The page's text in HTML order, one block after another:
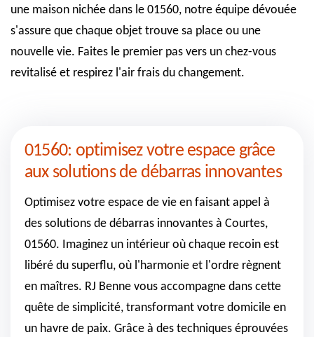
une maison nichée dans le 01560, notre équipe dévouée
s'assure que chaque objet trouve sa place ou une
nouvelle vie. Faites le premier pas vers un chez-vous
revitalisé et respirez l'air frais du changement.
01560: optimisez votre espace grâce
aux solutions de débarras innovantes
Optimisez votre espace de vie en faisant appel à
des solutions de débarras innovantes à Courtes,
01560. Imaginez un intérieur où chaque recoin est
libéré du superflu, où l'harmonie et l'ordre règnent
en maîtres. RJ Benne vous accompagne dans cette
quête de simplicité, transformant votre domicile en
un havre de paix. Grâce à des techniques éprouvées